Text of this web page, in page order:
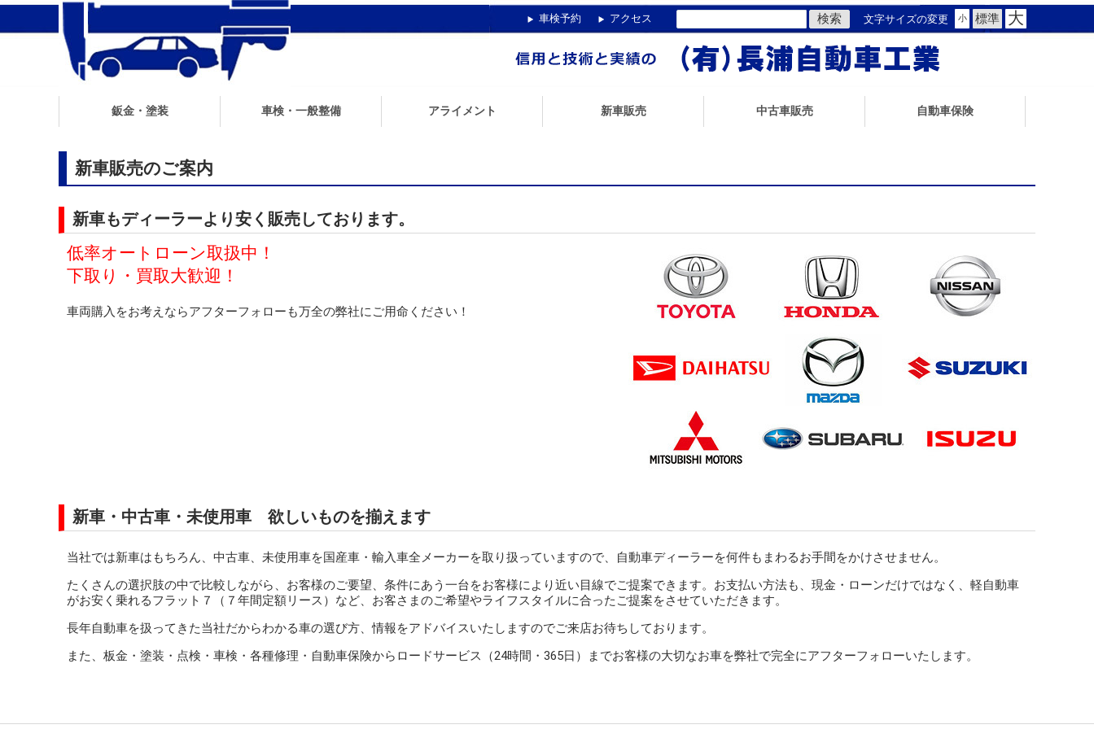
文字サイズの変更 小 標準 大
車検予約 アクセス
鈑金・塗装 車検・一般整備 アライメント 新車販売 中古車販売 自動車保険
新車販売のご案内
新車もディーラーより安く販売しております。
低率オートローン取扱中！
下取り・買取大歓迎！
車両購入をお考えならアフターフォローも万全の弊社にご用命ください！
新車・中古車・未使用車 欲しいものを揃えます
当社では新車はもちろん、中古車、未使用車を国産車・輸入車全メーカーを取り扱っていますので、自動車ディーラーを何件もまわるお手間をかけさせません。
たくさんの選択肢の中で比較しながら、お客様のご要望、条件にあう一台をお客様により近い目線でご提案できます。お支払い方法も、現金・ローンだけではなく、軽自動車
がお安く乗れるフラット７（７年間定額リース）など、お客さまのご希望やライフスタイルに合ったご提案をさせていただきます。
長年自動車を扱ってきた当社だからわかる車の選び方、情報をアドバイスいたしますのでご来店お待ちしております。
また、板金・塗装・点検・車検・各種修理・自動車保険からロードサービス（24時間・365日）までお客様の大切なお車を弊社で完全にアフターフォローいたします。